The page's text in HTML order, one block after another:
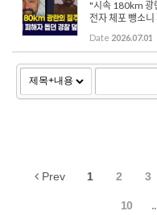
"시속 180km 광
전자 체포 뺑소
6월, LA 405번
간인 남성을 치어
Date 2026.07.01
Prev 1 2 3
10